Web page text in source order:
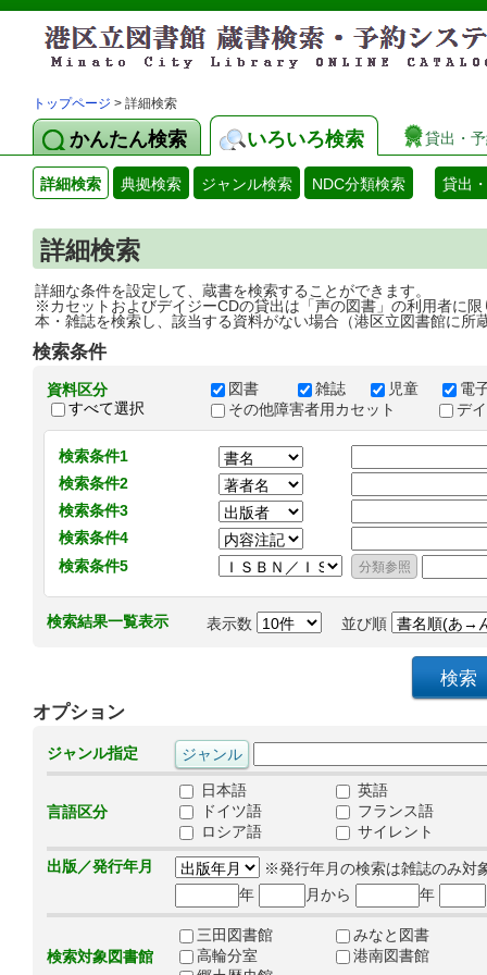
トップページ > 詳細検索
かんたん検索 いろいろ検索 貸出・
詳細検索 典拠検索 ジャンル検索 NDC分類検索 貸出
詳細検索
詳細な条件を設定して、蔵書を検索することができます。
※カセットおよびデイジーCDの貸出は「声の図書」の利用者に限
本・雑誌を検索し、該当する資料がない場合（港区立図書館に所
検索条件
資料区分
すべて選択
図書 雑誌 児童
電
その他障害者用カセット
デ
検索条件1
検索条件2
検索条件3
検索条件4
検索条件5
検索結果一覧表示 表示数 並び順
オプション
ジャンル指定
言語区分
日本語
英語
ドイツ語
フランス語
ロシア語
サイレント
出版／発行年月
※発行年月の検索は雑誌のみ対
年
月から 年
検索対象図書館
三田図書館
みなと図書
高輪分室
港南図書館